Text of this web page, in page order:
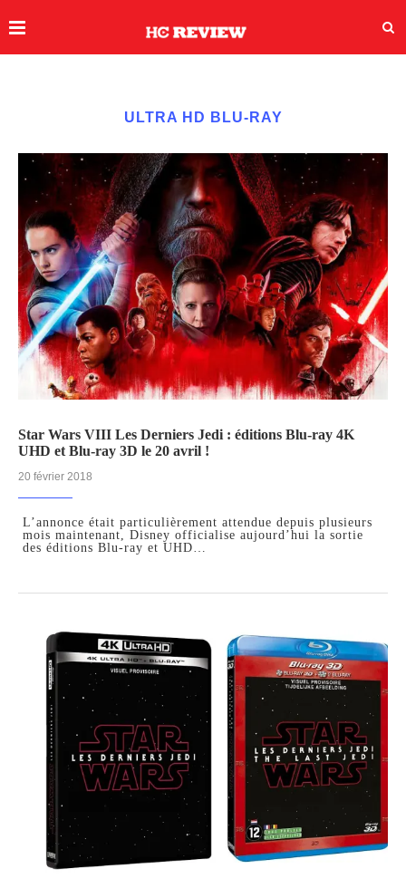
ULTRA HD BLU-RAY
Star Wars VIII Les Derniers Jedi : éditions Blu-ray 4K
UHD et Blu-ray 3D le 20 avril !
20 février 2018
L’annonce était particulièrement attendue depuis plusieurs
mois maintenant, Disney officialise aujourd’hui la sortie
des éditions Blu-ray et UHD…